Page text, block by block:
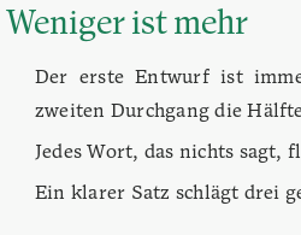
Weniger ist mehr
Der erste Entwurf ist
zweiten Durchgang die
Jedes Wort, das nichts sagt,
Ein klarer Satz schlägt drei